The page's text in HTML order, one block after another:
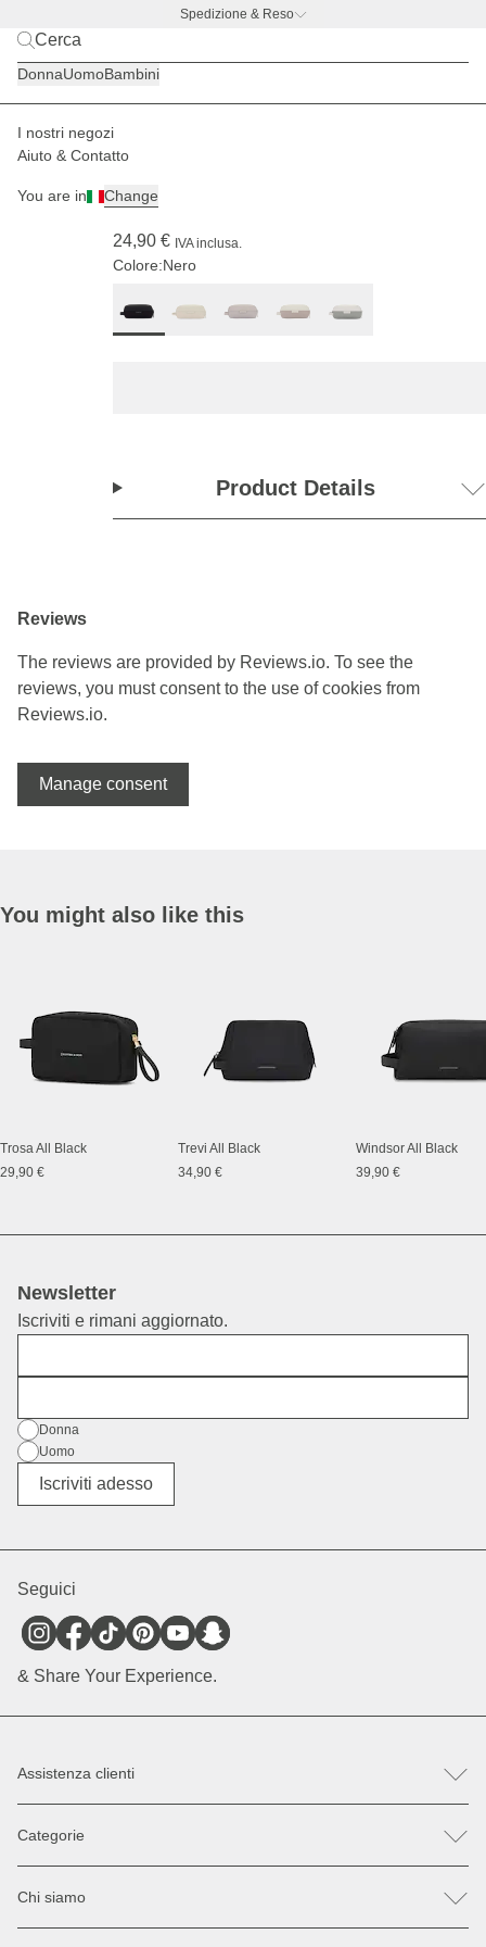
Spedizione & Reso
DonnaUomoBambini
I nostri negozi
Aiuto & Contatto
You are in Change
Uomo Accessori
24,90 € IVA inclusa.
Colore:Nero
Product Details
Reviews
The reviews are provided by Reviews.io. To see the
reviews, you must consent to the use of cookies from
Reviews.io.
Manage consent
You might also like this
Trosa All Black
29,90 €
Trevi All Black
34,90 €
Windsor All Black
39,90 €
Newsletter
Iscriviti e rimani aggiornato.
Genere
Donna
Uomo
Altro
Iscriviti adesso
Seguici
& Share Your Experience.
Assistenza clienti
Aiuto e contatto
Registra un reso / reclamo
Parti di ricambio
Categorie
Borse
Occhiali da sole
Chi siamo